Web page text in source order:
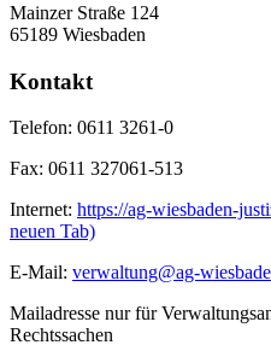
Mainzer Straße 124
65189 Wiesbaden
Kontakt
Telefon: 0611 3261-0
Fax: 0611 327061-513
Internet: https://ag-wiesbaden-
neuen Tab)
E-Mail: verwaltung@ag-
Mailadresse nur für
Rechtssachen